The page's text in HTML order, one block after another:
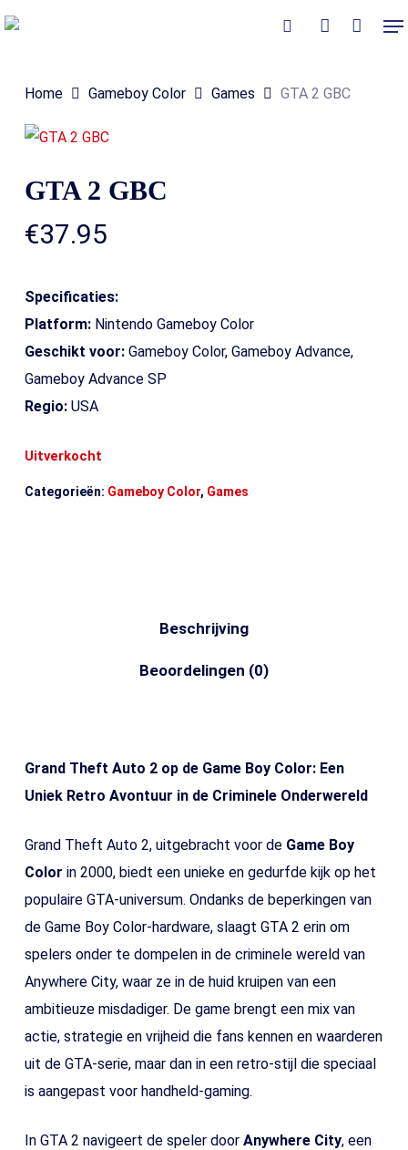
Skip
content
Home Gameboy Color Games GTA 2 GBC
GTA 2 GBC
€37.95
Specificaties:
Platform:Nintendo Gameboy Color
Geschikt voor:Gameboy Color, Gameboy Advance,
Gameboy Advance SP
Regio:USA
Uitverkocht
Categorieën: Gameboy Color, Games
Beschrijving
Beoordelingen (0)
Grand Theft Auto 2 op de Game Boy Color: Een
Uniek Retro Avontuur in de Criminele Onderwereld
Grand Theft Auto 2, uitgebracht voor de Game Boy
Color in 2000, biedt een unieke en gedurfde kijk op het
populaire GTA-universum. Ondanks de beperkingen van
de Game Boy Color-hardware, slaagt GTA 2 erin om
spelers onder te dompelen in de criminele wereld van
Anywhere City, waar ze in de huid kruipen van een
ambitieuze misdadiger. De game brengt een mix van
actie, strategie en vrijheid die fans kennen en waarderen
uit de GTA-serie, maar dan in een retro-stijl die speciaal
is aangepast voor handheld-gaming.
In GTA 2 navigeert de speler door Anywhere City, een